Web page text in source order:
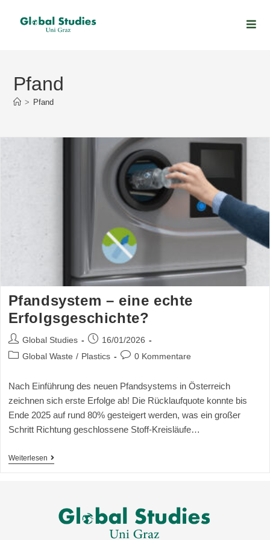
Pfand
> Pfand
Pfandsystem – eine echte
Erfolgsgeschichte?
Global Studies
16/01/2026
Global Waste / Plastics 0 Kommentare
Nach Einführung des neuen Pfandsystems in Österreich
zeichnen sich erste Erfolge ab! Die Rücklaufquote konnte bis
Ende 2025 auf rund 80% gesteigert werden, was ein großer
Schritt Richtung geschlossene Stoff-Kreisläufe…
Weiterlesen